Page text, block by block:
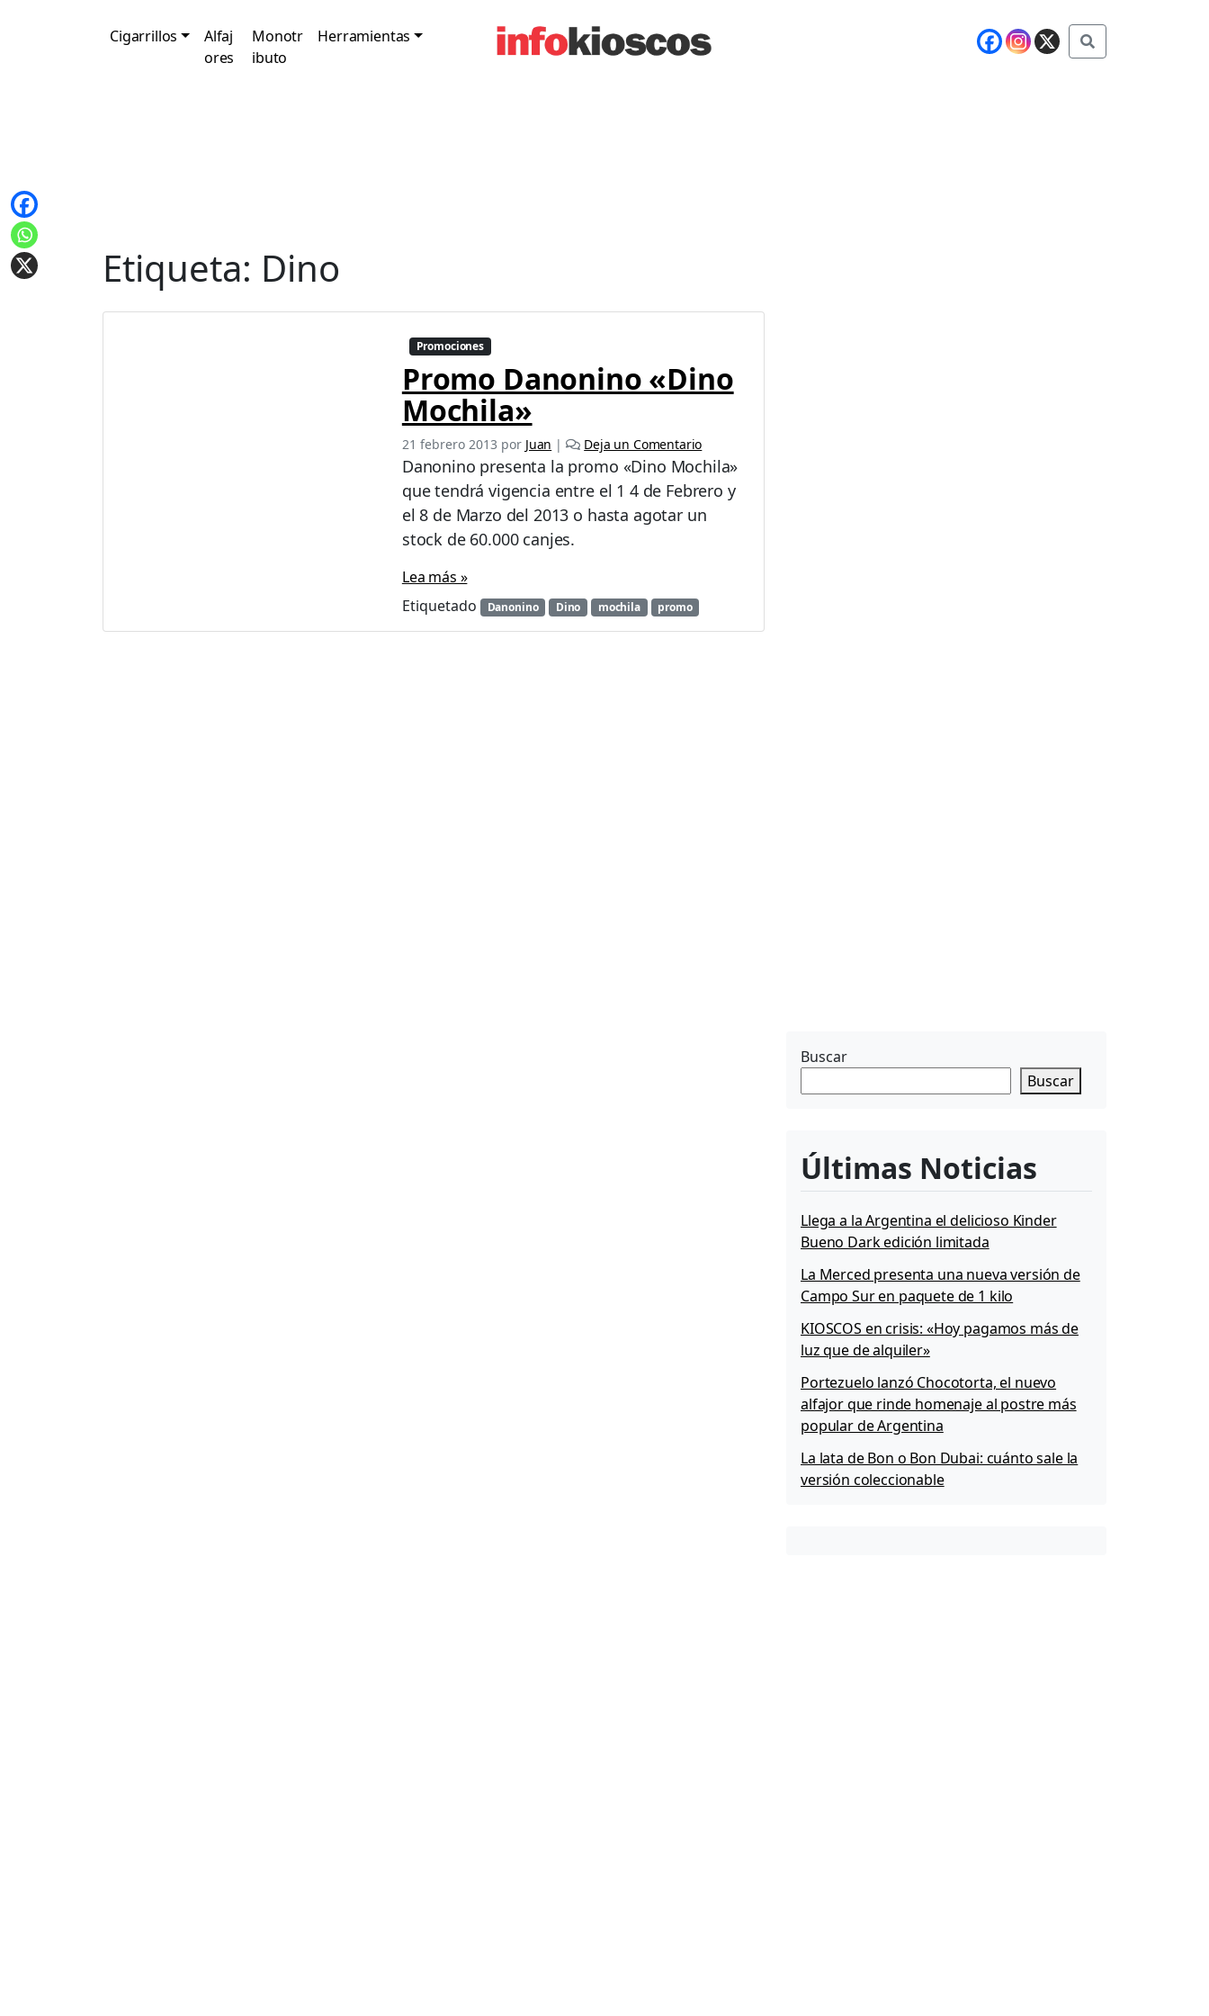
Cigarrillos
Alfaj
ores
Monotr
ibuto
Herramientas
Etiqueta: Dino
Promociones
Promo Danonino «Dino
Mochila»
21 febrero 2013 por Juan | Deja un Comentario
Danonino presenta la promo «Dino Mochila»
que tendrá vigencia entre el 1 4 de Febrero y
el 8 de Marzo del 2013 o hasta agotar un
stock de 60.000 canjes.
Lea más »
Etiquetado
Danonino Dino mochila promo
Buscar
Buscar
Últimas Noticias
Llega a la Argentina el delicioso Kinder
Bueno Dark edición limitada
La Merced presenta una nueva versión de
Campo Sur en paquete de 1 kilo
KIOSCOS en crisis: «Hoy pagamos más de
luz que de alquiler»
Portezuelo lanzó Chocotorta, el nuevo
alfajor que rinde homenaje al postre más
popular de Argentina
La lata de Bon o Bon Dubai: cuánto sale la
versión coleccionable